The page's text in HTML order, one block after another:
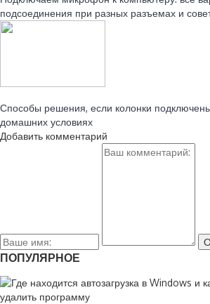
подсоединения при разных разъемах и
Способы решения, если колонки
домашних условиях
Добавить комментарий
ПОПУЛЯРНОЕ